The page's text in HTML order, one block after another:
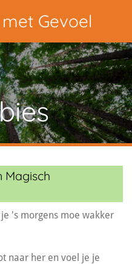
Gevoel
Magisch
's morgens moe wakker
naar her en voel je je